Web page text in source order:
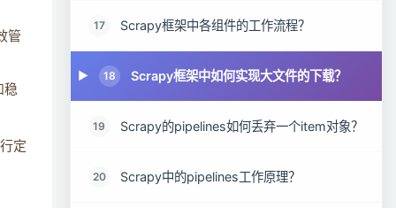
管
稳
定
17 Scrapy框架中各组件的工作流程？
18 Scrapy框架中如何实现大文件的下载？
19 Scrapy的pipelines如何丢弃一个item对象？
20 Scrapy中的pipelines工作原理？